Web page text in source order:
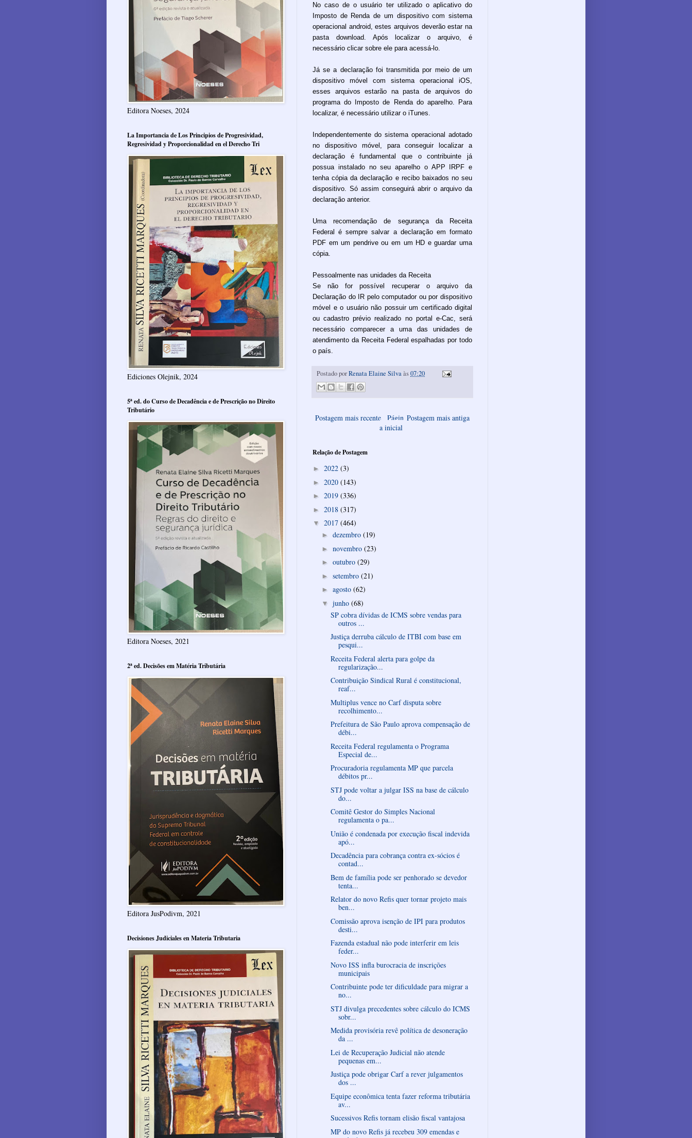
No caso de o usuário ter utilizado o aplicativo do
Imposto de Renda de um dispositivo com sistema
operacional android, estes arquivos deverão estar na
pasta download. Após localizar o arquivo, é
necessário clicar sobre ele para acessá-lo.
Já se a declaração foi transmitida por meio de um
dispositivo móvel com sistema operacional iOS,
esses arquivos estarão na pasta de arquivos do
programa do Imposto de Renda do aparelho. Para
localizar, é necessário utilizar o iTunes.
Independentemente do sistema operacional adotado
no dispositivo móvel, para conseguir localizar a
declaração é fundamental que o contribuinte já
possua instalado no seu aparelho o APP IRPF e
tenha cópia da declaração e recibo baixados no seu
dispositivo. Só assim conseguirá abrir o arquivo da
declaração anterior.
Uma recomendação de segurança da Receita
Federal é sempre salvar a declaração em formato
PDF em um pendrive ou em um HD e guardar uma
cópia.
Pessoalmente nas unidades da Receita
Se não for possível recuperar o arquivo da
Declaração do IR pelo computador ou por dispositivo
móvel e o usuário não possuir um certificado digital
ou cadastro prévio realizado no portal e-Cac, será
necessário comparecer a uma das unidades de
atendimento da Receita Federal espalhadas por todo
o país.
Postado porRenata Elaine Silvaàs07:20
Postagem mais recente Postagem mais antiga
Págin
a inicial
Relação de Postagem
► 2022 (3)
► 2020 (143)
► 2019 (336)
► 2018 (317)
▼ 2017 (464)
► dezembro (19)
► novembro (23)
► outubro (29)
► setembro (21)
► agosto (62)
▼ junho (68)
SP cobra dívidas de ICMS sobre vendas para
outros ...
Justiça derruba cálculo de ITBI com base em
pesqui...
Receita Federal alerta para golpe da
regularização...
Contribuição Sindical Rural é constitucional,
reaf...
Multiplus vence no Carf disputa sobre
recolhimento...
Prefeitura de São Paulo aprova compensação de
débi...
Receita Federal regulamenta o Programa
Especial de...
Procuradoria regulamenta MP que parcela
débitos pr...
STJ pode voltar a julgar ISS na base de cálculo
do...
Comitê Gestor do Simples Nacional
regulamenta o pa...
União é condenada por execução fiscal indevida
apó...
Decadência para cobrança contra ex-sócios é
contad...
Bem de família pode ser penhorado se devedor
tenta...
Relator do novo Refis quer tornar projeto mais
ben...
Comissão aprova isenção de IPI para produtos
desti...
Fazenda estadual não pode interferir em leis
feder...
Novo ISS infla burocracia de inscrições
municipais
Contribuinte pode ter dificuldade para migrar a
no...
STJ divulga precedentes sobre cálculo do ICMS
sobr...
Medida provisória revê política de desoneração
da ...
Lei de Recuperação Judicial não atende
pequenas em...
Justiça pode obrigar Carf a rever julgamentos
dos ...
Equipe econômica tenta fazer reforma tributária
av...
Sucessivos Refis tornam elisão fiscal vantajosa
MP do novo Refis já recebeu 309 emendas e
Editora Noeses, 2024
La Importancia de Los Principios de Progresividad,
Regresividad y Proporcionalidad en el Derecho Tri
Ediciones Olejnik, 2024
5ª ed. do Curso de Decadência e de Prescrição no Direito
Tributário
Editora Noeses, 2021
2ª ed. Decisões em Matéria Tributária
Editora JusPodivm, 2021
Decisiones Judiciales en Materia Tributaria